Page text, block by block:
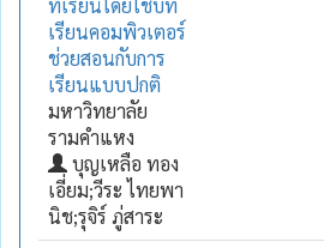
เรียนคอมพิวเตอร์
ช่วยสอนกับการ
เรียนแบบปกติ
มหาวิทยาลัย
รามคำแหง
บุญเหลือ ทอง
เอี่ยม;วีระ ไทยพา
นิช;รุจิร์ ภู่สาระ